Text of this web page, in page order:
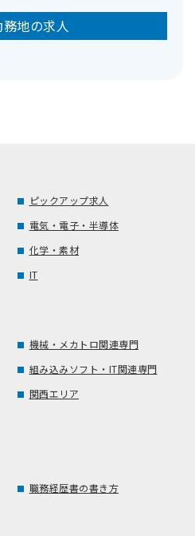
地の求人
ピックアップ求人
電気・電子・半導体
化学・素材
IT
機械・メカトロ関連専門
組み込みソフト・IT関連専門
関西エリア
職務経歴書の書き方